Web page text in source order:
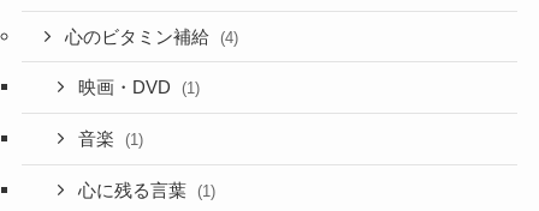
心のビタミン補給 (4)
映画・DVD (1)
音楽 (1)
心に残る言葉 (1)